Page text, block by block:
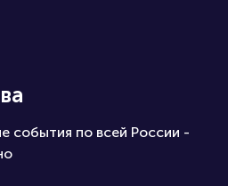
события по всей России -